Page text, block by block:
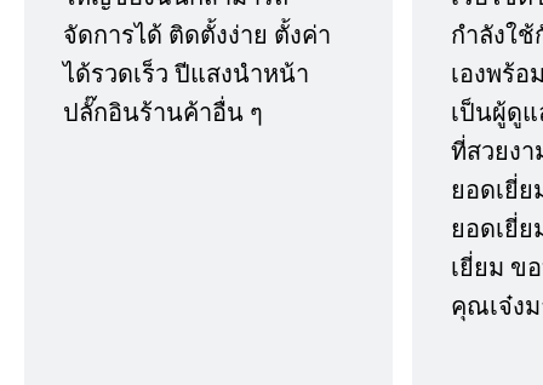
จัดการได้ ติดตั้งง่าย ตั้งค่า
ได้รวดเร็ว ปีแสงนำหน้า
ปลั๊กอินร้านค้าอื่น ๆ
กำลังใ
เองพร้
เป็นผู้ดูแ
ที่สวยง
ยอดเยี่ย
ยอดเยี่
เยี่ยม ข
คุณเจ๋ง